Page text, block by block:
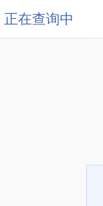
正在查询中